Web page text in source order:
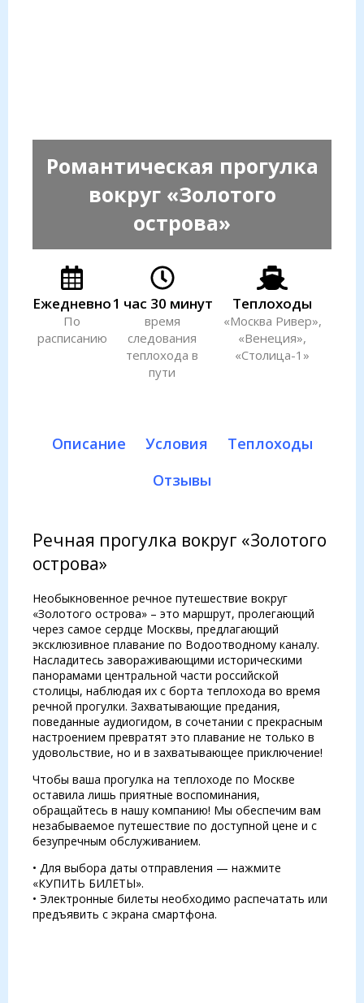
Романтическая прогулка
вокруг «Золотого
острова»
Ежедневно
По
расписанию
1 час 30 минут
время
следования
теплохода в
пути
Теплоходы
«Москва Ривер»,
«Венеция»,
«Столица-1»
Описание Условия
Теплоходы
Отзывы
Речная прогулка вокруг «Золотого
острова»
Необыкновенное речное путешествие вокруг
«Золотого острова» – это маршрут, пролегающий
через самое сердце Москвы, предлагающий
эксклюзивное плавание по Водоотводному каналу.
Насладитесь завораживающими историческими
панорамами центральной части российской
столицы, наблюдая их с борта теплохода во время
речной прогулки. Захватывающие предания,
поведанные аудиогидом, в сочетании с прекрасным
настроением превратят это плавание не только в
удовольствие, но и в захватывающее приключение!
Чтобы ваша прогулка на теплоходе по Москве
оставила лишь приятные воспоминания,
обращайтесь в нашу компанию! Мы обеспечим вам
незабываемое путешествие по доступной цене и с
безупречным обслуживанием.
• Для выбора даты отправления — нажмите
«КУПИТЬ БИЛЕТЫ».
• Электронные билеты необходимо распечатать или
предъявить с экрана смартфона.